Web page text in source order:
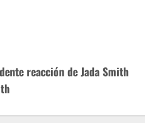
reacción de Jada Smith